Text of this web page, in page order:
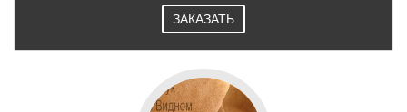
ЗАКАЗАТЬ
УЗНАТЬ ПОДРОБНЕЕ